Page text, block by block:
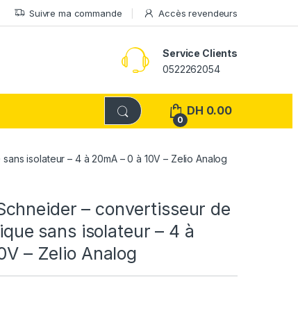
Suivre ma commande Accès revendeurs
Service Clients
0522262054
0
DH 0.00
isolateur – 4 à 20mA – 0 à 10V – Zelio Analog
– convertisseur de
sans isolateur – 4 à
– Zelio Analog